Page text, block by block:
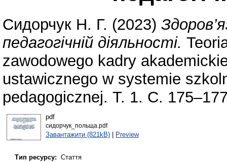
Сидорчук Н. Г. (2023)
педагогічній діяльності.
zawodowego kadrу
ustawicznego w systemie
pedagogicznej. Т. 1. С.
pdf
сидорчук_польща.pdf
Завантажити (821kB)| Preview
Тип ресурсу: Стаття